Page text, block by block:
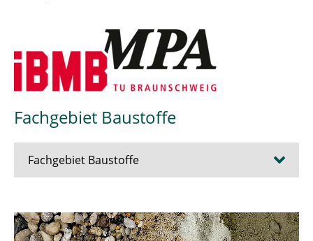
Fachgebiet Baustoffe
Fachgebiet Baustoffe
Brandschutz